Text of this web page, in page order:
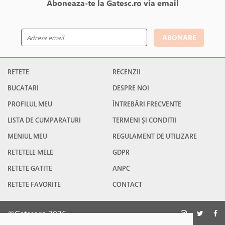
Aboneaza-te la Gatesc.ro via email
ABONARE
RETETE
BUCATARI
PROFILUL MEU
LISTA DE CUMPARATURI
MENIUL MEU
RETETELE MELE
RETETE GATITE
RETETE FAVORITE
RECENZII
DESPRE NOI
ÎNTREBĂRI FRECVENTE
TERMENI ȘI CONDITII
REGULAMENT DE UTILIZARE
GDPR
ANPC
CONTACT
©Gatesc.ro 2026